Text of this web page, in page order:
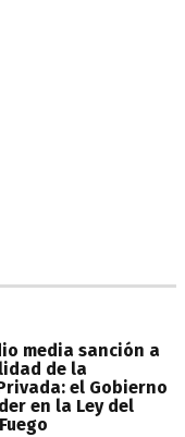
media sanción a
de la
el Gobierno
en la Ley del